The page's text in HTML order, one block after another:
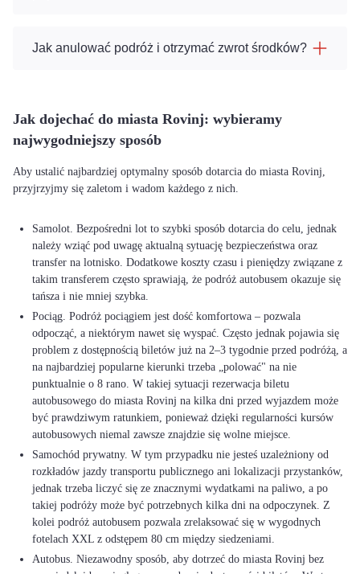
Jak anulować podróż i otrzymać zwrot środków?
Jak dojechać do miasta Rovinj: wybieramy
najwygodniejszy sposób
Aby ustalić najbardziej optymalny sposób dotarcia do miasta Rovinj,
przyjrzyjmy się zaletom i wadom każdego z nich.
Samolot. Bezpośredni lot to szybki sposób dotarcia do celu, jednak
należy wziąć pod uwagę aktualną sytuację bezpieczeństwa oraz
transfer na lotnisko. Dodatkowe koszty czasu i pieniędzy związane z
takim transferem często sprawiają, że podróż autobusem okazuje się
tańsza i nie mniej szybka.
Pociąg. Podróż pociągiem jest dość komfortowa – pozwala
odpocząć, a niektórym nawet się wyspać. Często jednak pojawia się
problem z dostępnością biletów już na 2–3 tygodnie przed podróżą, a
na najbardziej popularne kierunki trzeba „polować" na nie
punktualnie o 8 rano. W takiej sytuacji rezerwacja biletu
autobusowego do miasta Rovinj na kilka dni przed wyjazdem może
być prawdziwym ratunkiem, ponieważ dzięki regularności kursów
autobusowych niemal zawsze znajdzie się wolne miejsce.
Samochód prywatny. W tym przypadku nie jesteś uzależniony od
rozkładów jazdy transportu publicznego ani lokalizacji przystanków,
jednak trzeba liczyć się ze znacznymi wydatkami na paliwo, a po
takiej podróży może być potrzebnych kilka dni na odpoczynek. Z
kolei podróż autobusem pozwala zrelaksować się w wygodnych
fotelach XXL z odstępem 80 cm między siedzeniami.
Autobus. Niezawodny sposób, aby dotrzeć do miasta Rovinj bez